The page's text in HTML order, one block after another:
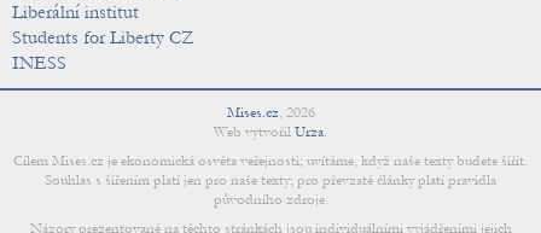
Liberální institut
Students for Liberty CZ
INESS
Mises.cz, 2026
Web vytvořil Urza.
Cílem Mises.cz je ekonomická osvěta veřejnosti; uvítáme, když naše texty budete šířit.
Souhlas s šířením platí jen pro naše texty; pro převzaté články platí pravidla
původního zdroje.
Názory prezentované na těchto stránkách jsou individuálními vyjádřeními jejich